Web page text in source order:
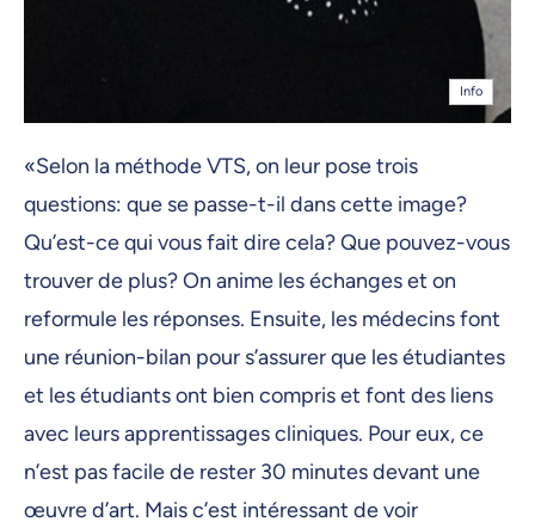
Info
«Selon la méthode VTS, on leur pose trois
questions: que se passe-t-il dans cette image?
Qu’est-ce qui vous fait dire cela? Que pouvez-vous
trouver de plus? On anime les échanges et on
reformule les réponses. Ensuite, les médecins font
une réunion-bilan pour s’assurer que les étudiantes
et les étudiants ont bien compris et font des liens
avec leurs apprentissages cliniques. Pour eux, ce
n’est pas facile de rester 30 minutes devant une
œuvre d’art. Mais c’est intéressant de voir